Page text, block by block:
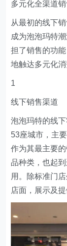
多元化全渠道
从最初的线下
成为泡泡玛特
担了销售的功
地触达多元化消
1
线下销售渠道
泡泡玛特的线
53座城市，主
作为其最主要
品种类，也起
用。除标准门
店面，展示及